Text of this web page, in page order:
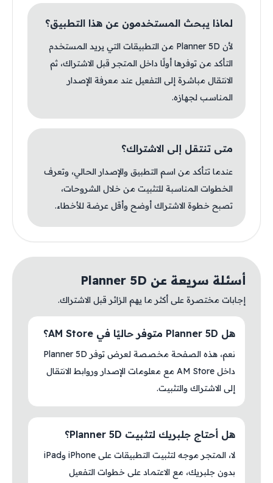
لماذا يبحث المستخدمون عن هذا التطبيق؟
لأن Planner 5D من التطبيقات التي يريد المستخدم
التأكد من توفرها أولًا داخل المتجر قبل الاشتراك، ثم
الانتقال مباشرة إلى التفعيل عند معرفة الإصدار
المناسب لجهازه.
متى تنتقل إلى الاشتراك؟
عندما تتأكد من اسم التطبيق والإصدار الحالي، وتعرف
الخطوات المناسبة للتثبيت من خلال الشروحات،
تصبح خطوة الاشتراك أوضح وأقل عرضة للأخطاء.
أسئلة سريعة عن Planner 5D
إجابات مختصرة على أكثر ما يهم الزائر قبل الاشتراك.
هل Planner 5D متوفر حاليًا في AM Store؟
نعم، هذه الصفحة مخصصة لعرض توفر Planner 5D
داخل AM Store مع معلومات الإصدار وروابط الانتقال
إلى الاشتراك والتثبيت.
هل أحتاج جلبريك لتثبيت Planner 5D؟
لا، المتجر موجه لتثبيت التطبيقات على iPhone وiPad
بدون جلبريك، مع الاعتماد على خطوات التفعيل